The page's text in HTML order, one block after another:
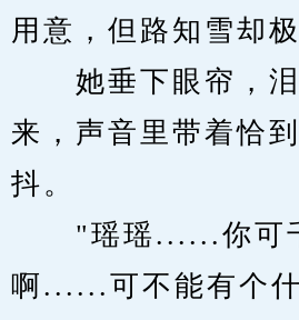
用意，但路知雪却
她垂下眼帘，泪
来，声音里带着恰
抖。
"瑶瑶......你可
啊......可不能有个